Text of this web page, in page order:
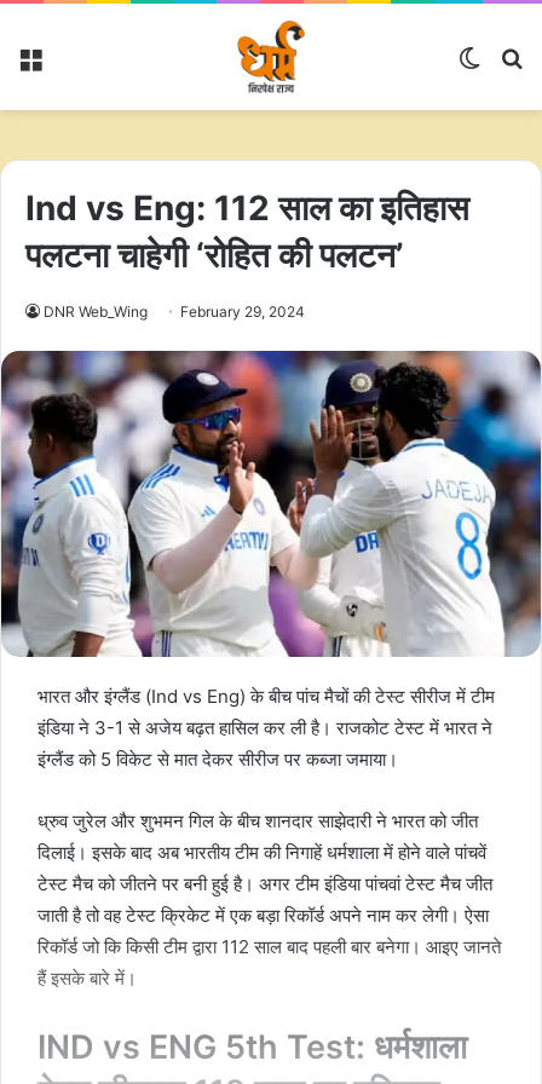
Menu
Switch
Ind vs Eng: 112 साल का इतिहास
पलटना चाहेगी ‘रोहित की पलटन’
DNR Web_Wing February 29, 2024
भारत और इंग्लैंड (Ind vs Eng) के बीच पांच मैचों की टेस्ट सीरीज में टीम
इंडिया ने 3-1 से अजेय बढ़त हासिल कर ली है। राजकोट टेस्ट में भारत ने
इंग्लैंड को 5 विकेट से मात देकर सीरीज पर कब्जा जमाया।
ध्रुव जुरेल और शुभमन गिल के बीच शानदार साझेदारी ने भारत को जीत
दिलाई। इसके बाद अब भारतीय टीम की निगाहें धर्मशाला में होने वाले पांचवें
टेस्ट मैच को जीतने पर बनी हुई है। अगर टीम इंडिया पांचवां टेस्ट मैच जीत
जाती है तो वह टेस्ट क्रिकेट में एक बड़ा रिकॉर्ड अपने नाम कर लेगी। ऐसा
रिकॉर्ड जो कि किसी टीम द्वारा 112 साल बाद पहली बार बनेगा। आइए जानते
हैं इसके बारे में।
IND vs ENG 5th Test: धर्मशाला